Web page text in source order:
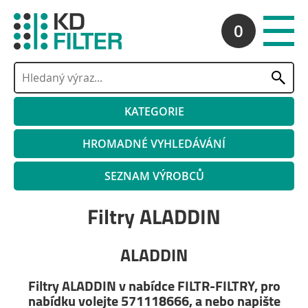
0
KATEGORIE
HROMADNÉ VYHLEDÁVÁNÍ
SEZNAM VÝROBCŮ
Filtry ALADDIN
ALADDIN
Filtry ALADDIN v nabídce FILTR-FILTRY, pro
nabídku volejte 571118666, a nebo napište